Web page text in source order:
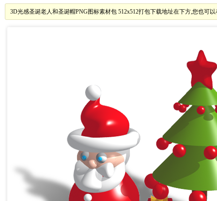
3D光感圣诞老人和圣诞帽PNG图标素材包 512x512打包下载地址在下方,您也可